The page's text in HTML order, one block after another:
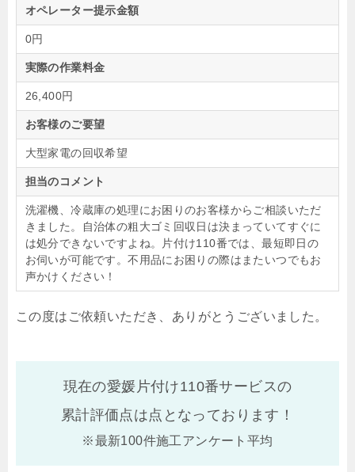
オペレーター提示金額
0円
実際の作業料金
26,400円
お客様のご要望
大型家電の回収希望
担当のコメント
洗濯機、冷蔵庫の処理にお困りのお客様からご相談いただ
きました。自治体の粗大ゴミ回収日は決まっていてすぐに
は処分できないですよね。片付け110番では、最短即日の
お伺いが可能です。不用品にお困りの際はまたいつでもお
声かけください！
この度はご依頼いただき、ありがとうございました。
現在の愛媛片付け110番サービスの
累計評価点は点となっております！
※最新100件施工アンケート平均